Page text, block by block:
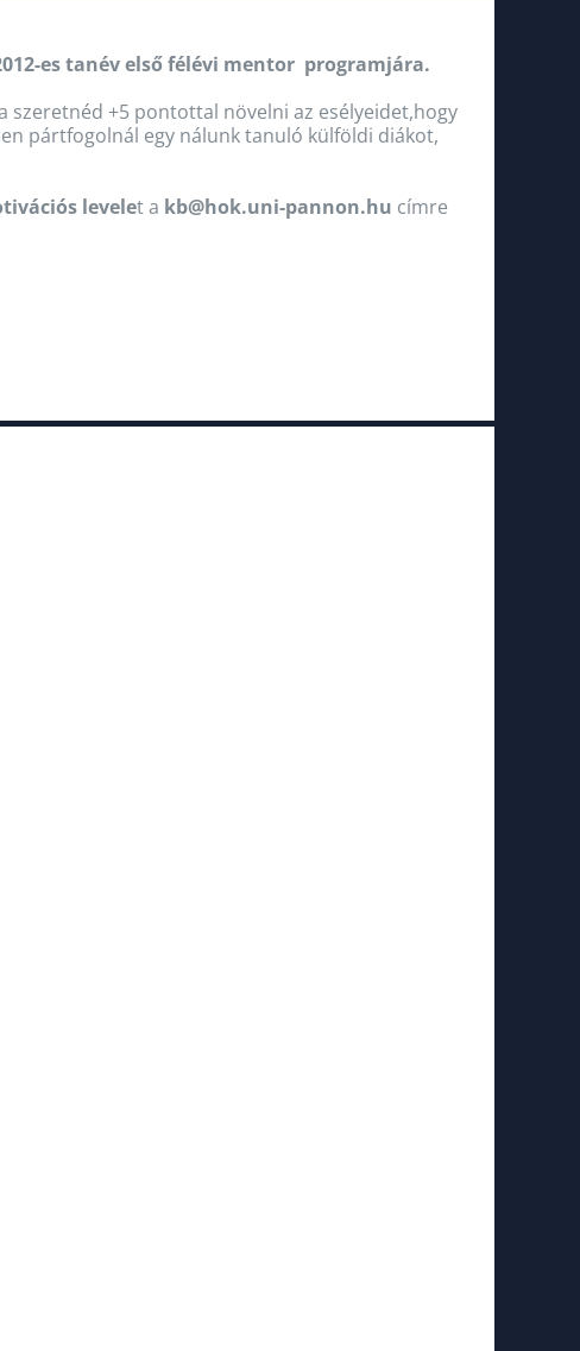
es tanév első félévi mentor programjára.
+5 pontottal növelni az esélyeidet,hogy
pártfogolnál egy nálunk tanuló külföldi diákot,
levelet a kb@hok.uni-pannon.hu címre